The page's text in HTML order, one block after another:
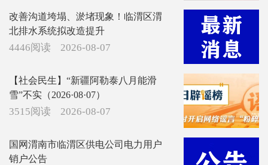
改善沟道垮塌、淤堵现象！临渭区渭
北排水系统拟改造提升
4446阅读 2026-08-07
【社会民生】“新疆阿勒泰八月能滑
雪”不实（2026·08·07）
3515阅读 2026-08-07
国网渭南市临渭区供电公司电力用户
销户公告